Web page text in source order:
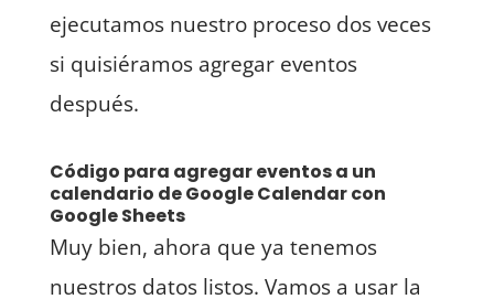
ejecutamos nuestro proceso dos veces
si quisiéramos agregar eventos
después.
Código para agregar eventos a un
calendario de Google Calendar con
Google Sheets
Muy bien, ahora que ya tenemos
nuestros datos listos. Vamos a usar la